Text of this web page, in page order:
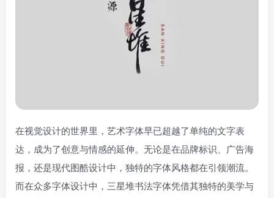
在视觉设计的世界里，艺术字体早已超越了单纯的文字表
达，成为了创意与情感的延伸。无论是在品牌标识、广告海
报，还是现代图酷设计中，独特的字体风格都在引领潮流。
而在众多字体设计中，三星堆书法字体凭借其独特的美学与